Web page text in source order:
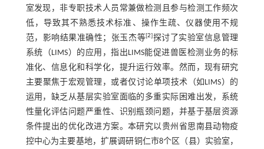
室发现，非专职技术人员常兼做检测且参与检测工作频次
低，导致其不熟悉技术标准、操作生疏、仪器使用不规
范，影响结果准确性；张玉杰等[2]探讨了实验室信息管理
系统（LIMS）的应用，指出LIMS能促进兽医检测业务的标
准化、信息化和科学化，提升运行效率。然而，现有研究
主要聚焦于宏观管理，或者仅讨论单项技术（如LIMS）的
运用，缺乏从基层实验室面临的多重实际困难出发，系统
性量化评估问题严重性、识别瓶颈问题，并基于基层资源
条件提出的优化改进方案。本研究以贵州省思南县动物疫
控中心为主要基地，扩展调研铜仁市8个区（县）实验室，